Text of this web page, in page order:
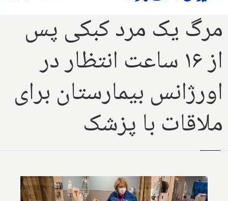
مرگ یک مرد کبکی پس
از ۱۶ ساعت انتظار در
اورژانس بیمارستان برای
ملاقات با پزشک